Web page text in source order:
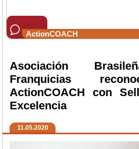
ActionCOACH
Asociación
Franquicias
ActionCOACH con
Excelencia
11.05.2020